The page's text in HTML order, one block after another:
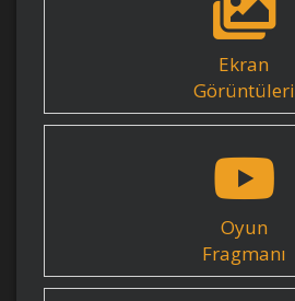
Ekran
Görüntüleri
Oyun
Fragmanı